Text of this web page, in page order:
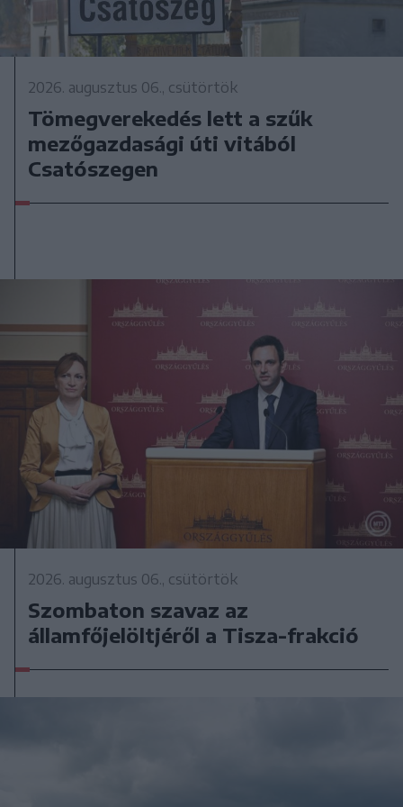
2026. augusztus 06., csütörtök
Tömegverekedés lett a szűk
mezőgazdasági úti vitából
Csatószegen
2026. augusztus 06., csütörtök
Szombaton szavaz az
államfőjelöltjéről a Tisza-frakció